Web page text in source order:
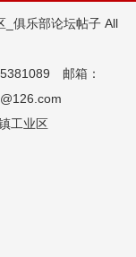
_俱乐部论坛帖子 All
邮箱：
工业区